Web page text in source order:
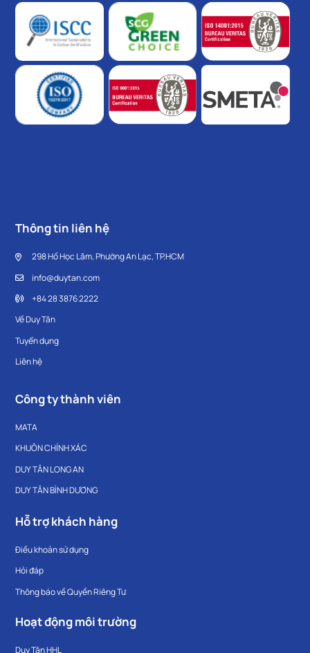
Thông tin liên hệ
298 Hồ Học Lãm, Phường An Lạc, TP.HCM
info@duytan.com
+84 28 3876 2222
Về Duy Tân
Tuyển dụng
Liên hệ
Công ty thành viên
MATA
KHUÔN CHÍNH XÁC
DUY TÂN LONG AN
DUY TÂN BÌNH DƯƠNG
Hỗ trợ khách hàng
Điều khoản sử dụng
Hỏi đáp
Thông báo về Quyền Riêng Tư
Hoạt động môi trường
Duy Tân HHL